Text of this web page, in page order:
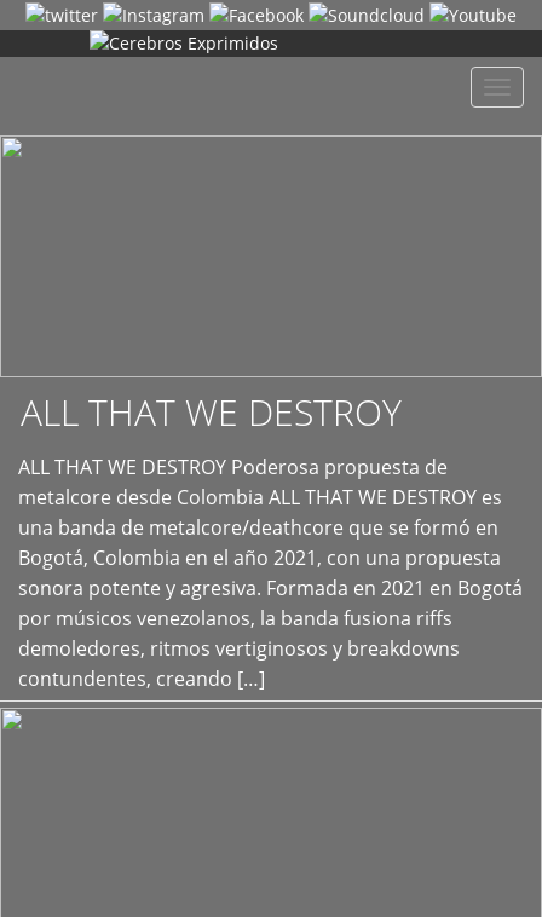
ALL THAT WE DESTROY
ALL THAT WE DESTROY Poderosa propuesta de
metalcore desde Colombia ALL THAT WE DESTROY es
una banda de metalcore/deathcore que se formó en
Bogotá, Colombia en el año 2021, con una propuesta
sonora potente y agresiva. Formada en 2021 en Bogotá
por músicos venezolanos, la banda fusiona riffs
demoledores, ritmos vertiginosos y breakdowns
contundentes, creando […]
+